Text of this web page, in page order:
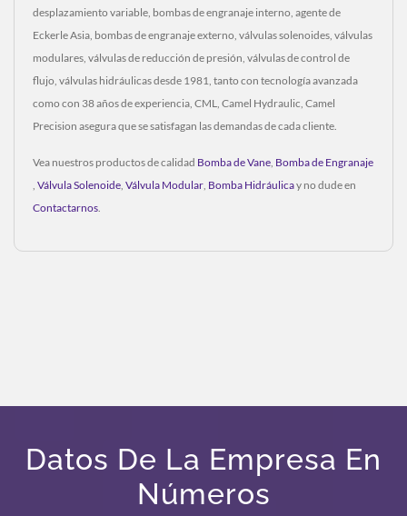
desplazamiento variable, bombas de engranaje interno, agente de
Eckerle Asia, bombas de engranaje externo, válvulas solenoides, válvulas
modulares, válvulas de reducción de presión, válvulas de control de
flujo, válvulas hidráulicas desde 1981, tanto con tecnología avanzada
como con 38 años de experiencia, CML, Camel Hydraulic, Camel
Precision asegura que se satisfagan las demandas de cada cliente.
Vea nuestros productos de calidad Bomba de Vane Bomba de Engranaje
Válvula Solenoide Válvula Modular Bomba Hidráulicay no dude en
Contactarnos
Datos De La Empresa En
Números